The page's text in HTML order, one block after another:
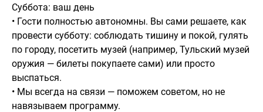
Суббота: ваш день
• Гости полностью автономны. Вы сами решаете, как
провести субботу: соблюдать тишину и покой, гулять
по городу, посетить музей (например, Тульский музей
оружия — билеты покупаете сами) или просто
выспаться.
• Мы всегда на связи — поможем советом, но не
навязываем программу.